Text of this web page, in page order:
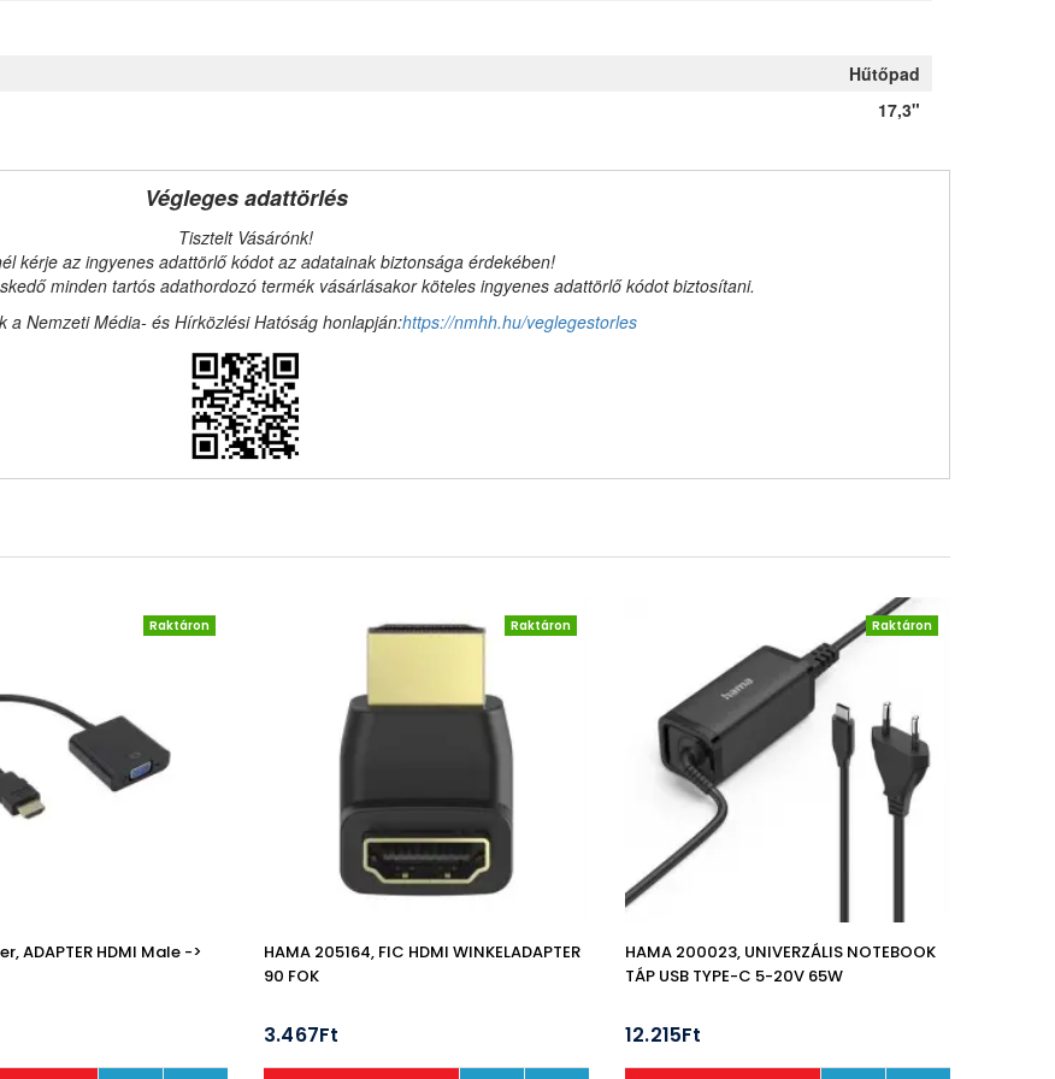
Hűtőpad
17,3"
Végleges adattörlés
Tisztelt Vásárónk!
kérje az ingyenes adattörlő kódot az adatainak biztonsága érdekében!
minden tartós adathordozó termék vásárlásakor köteles ingyenes adattörlő kódot biztosítani.
a Nemzeti Média- és Hírközlési Hatóság honlapján:https://nmhh.hu/veglegestorles
Raktáron
ADAPTER HDMI Male ->
Raktáron
HAMA 205164, FIC HDMI WINKELADAPTER
90 FOK
3.467Ft
Raktáron
HAMA 200023, UNIVERZÁLIS NOTEBOOK
TÁP USB TYPE-C 5-20V 65W
12.215Ft